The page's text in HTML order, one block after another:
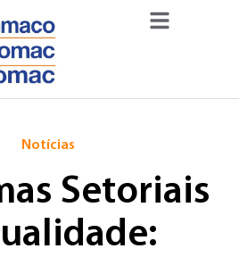
Notícias
Setoriais